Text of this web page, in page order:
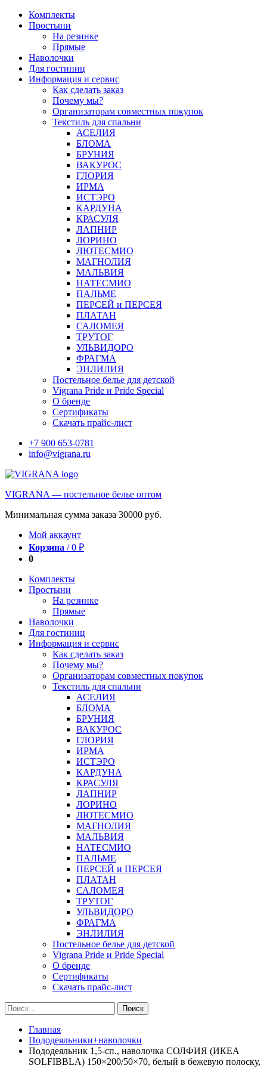
Перейти
содержимому
Комплекты
Простыни
На резинке
Прямые
Наволочки
Для гостиниц
Информация и сервис
Как сделать заказ
Почему мы?
Организаторам совместных покупок
Текстиль для спальни
АСЕЛИЯ
БЛОМА
БРУНИЯ
ВАКУРОС
ГЛОРИЯ
ИРМА
ИСТЭРО
КАРДУНА
КРАСУЛЯ
ЛАПНИР
ЛОРИНО
ЛЮТЕСМИО
МАГНОЛИЯ
МАЛЬВИЯ
НАТЕСМИО
ПАЛЬМЕ
ПЕРСЕЙ и ПЕРСЕЯ
ПЛАТАН
САЛОМЕЯ
ТРУТОГ
УЛЬВИДОРО
ФРАГМА
ЭНЛИЛИЯ
Постельное белье для детской
Vigrana Pride и Pride Special
О бренде
Сертификаты
Скачать прайс-лист
+7 900 653-0781
info@vigrana.ru
VIGRANA — постельное белье оптом
Минимальная сумма заказа 30000 руб.
Мой аккаунт
Корзина /0 ₽
0
Комплекты
Простыни
На резинке
Прямые
Наволочки
Для гостиниц
Информация и сервис
Как сделать заказ
Почему мы?
Организаторам совместных покупок
Текстиль для спальни
АСЕЛИЯ
БЛОМА
БРУНИЯ
ВАКУРОС
ГЛОРИЯ
ИРМА
ИСТЭРО
КАРДУНА
КРАСУЛЯ
ЛАПНИР
ЛОРИНО
ЛЮТЕСМИО
МАГНОЛИЯ
МАЛЬВИЯ
НАТЕСМИО
ПАЛЬМЕ
ПЕРСЕЙ и ПЕРСЕЯ
ПЛАТАН
САЛОМЕЯ
ТРУТОГ
УЛЬВИДОРО
ФРАГМА
ЭНЛИЛИЯ
Постельное белье для детской
Vigrana Pride и Pride Special
О бренде
Сертификаты
Скачать прайс-лист
Найти:
Главная
Пододеяльники+наволочки
Пододеяльник 1,5-сп., наволочка СОЛФИЯ (ИКЕА
SOLFIBBLA) 150×200/50×70, белый в бежевую полоску,